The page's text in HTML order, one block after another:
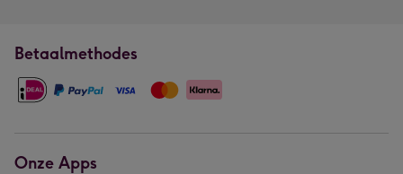
Betaalmethodes
Onze Apps